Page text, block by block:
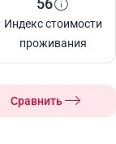
56
Индекс стоимости
проживания
Сравнить